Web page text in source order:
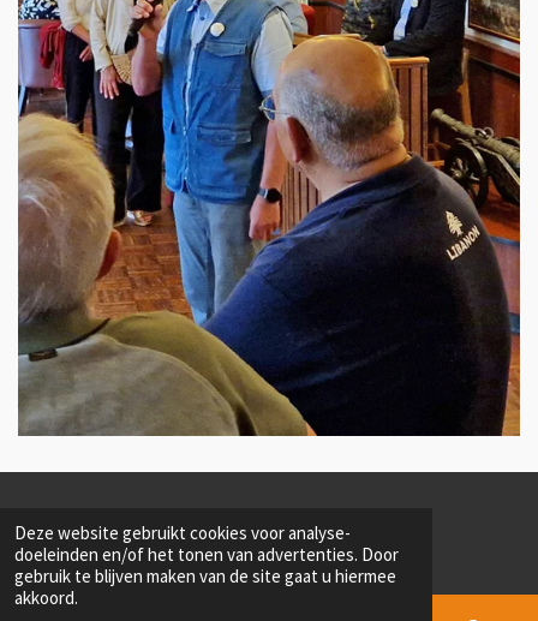
Deze website gebruikt cookies voor analyse-
doeleinden en/of het tonen van advertenties. Door
gebruik te blijven maken van de site gaat u hiermee
akkoord.
Powered by JouwWeb